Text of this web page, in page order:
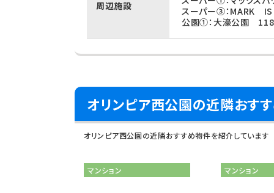
周辺施設
スーパー③：MARK
公園①：大濠公園
オリンピア西公園の近隣おす
オリンピア西公園の近隣おすすめ物件を紹介しています
マンション マンション